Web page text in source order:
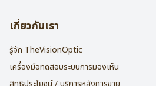
เกี่ยวกับเรา
รู้จัก TheVisionOptic
เครื่องมือทดสอบระบบการมองเห็น